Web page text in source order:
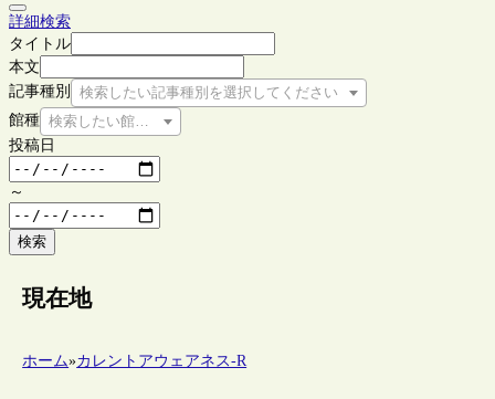
詳細検索
タイトル
本文
記事種別
検索したい記事種別を選択してください
館種 検索したい館種を選択してください
投稿日
～
検索
現在地
ホーム»カレントアウェアネス-R